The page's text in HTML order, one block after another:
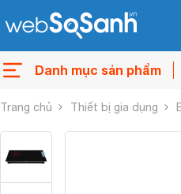
Danh mục sản phẩm
Trang chủ Thiết bị gia dụng